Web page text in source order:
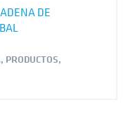
DE
, PRODUCTOS,